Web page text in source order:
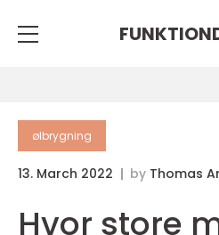
ølbrygning
13. March 2022 by Thomas
Hvor store